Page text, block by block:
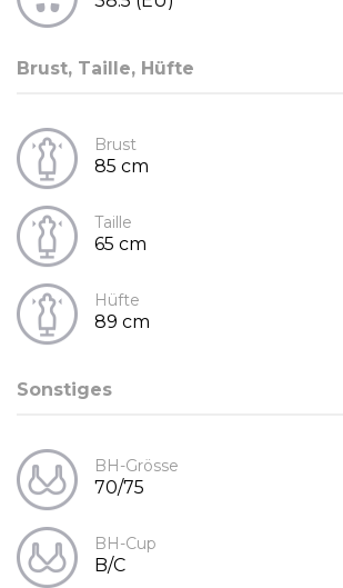
Brust, Taille, Hüfte
Brust
85 cm
Taille
65 cm
Hüfte
89 cm
Sonstiges
BH-Grösse
70/75
BH-Cup
B/C